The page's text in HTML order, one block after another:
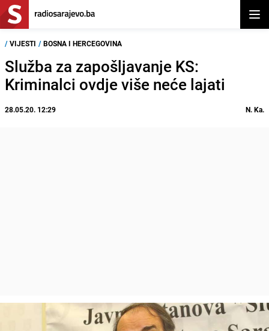
/ VIJESTI / BOSNA I HERCEGOVINA
Služba za zapošljavanje KS:
Kriminalci ovdje više neće lajati
28.05.20. 12:29 N. Ka.